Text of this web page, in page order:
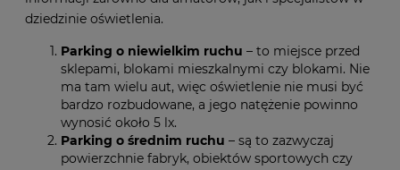
dziedzinie oświetlenia.
Parking o niewielkim ruchu – to miejsce przed
sklepami, blokami mieszkalnymi czy blokami. Nie
ma tam wielu aut, więc oświetlenie nie musi być
bardzo rozbudowane, a jego natężenie powinno
wynosić około 5 lx.
Parking o średnim ruchu – są to zazwyczaj
powierzchnie fabryk, obiektów sportowych czy